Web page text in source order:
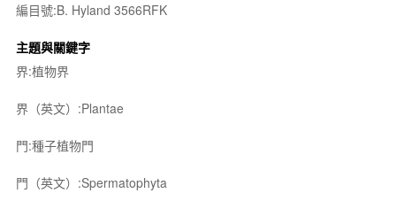
編目號:B. Hyland 3566RFK
主題與關鍵字
界:植物界
界（英文）:Plantae
門:種子植物門
門（英文）:Spermatophyta